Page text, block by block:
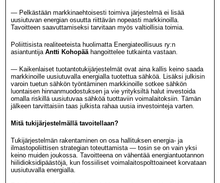
— Pelkästään markkinaehtoisesti toimiva järjestelmä ei lisää
uusiutuvan energian osuutta riittävän nopeasti markkinoilla.
Tavoitteen saavuttamiseksi tarvitaan myös valtiollisia toimia.
Poliittisista realiteeteista huolimatta Energiateollisuus ry:n
asiantuntijaAntti Kohopäähangoittelee tutkainta vastaan.
— Kaikenlaiset tuotantotukijärjestelmät ovat aina kallis keino saada
markkinoille uusiutuvalla energialla tuotettua sähköä. Lisäksi julkisin
varoin tuetun sähkön työntäminen markkinoille sotkee sähkön
luontaisen hinnanmuodostuksen ja vie yrityksiltä halut investoida
omalla riskillä uusiutuvaa sähköä tuottaviin voimalaitoksiin. Tämän
jälkeen tarvittaisiin taas julkista rahaa uusia investointeja varten.
Mitä tukijärjestelmällä tavoitellaan?
Tukijärjestelmän rakentaminen on osa hallituksen energia- ja
ilmastopoliittisen strategian toteuttamista — tosin se on vain yksi
keino muiden joukossa. Tavoitteena on vähentää energiantuotannon
hiilidioksidipäästöjä, kun fossiiliset voimalaitospolttoaineet korvataan
uusiutuvalla energialla.